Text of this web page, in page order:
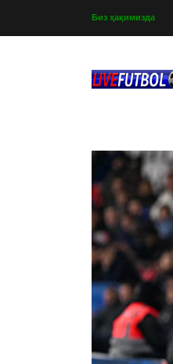
Биз ҳақимизда